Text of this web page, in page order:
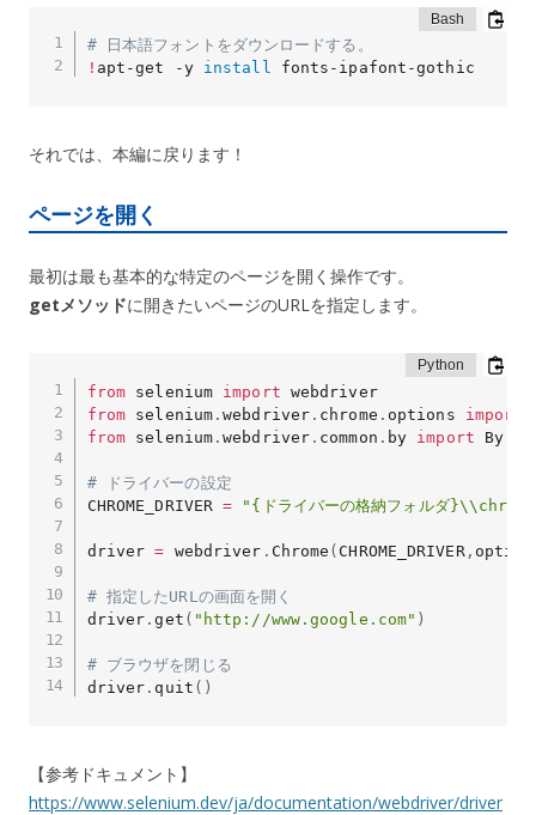
# 日本語フォントをダウンロードする。
! apt-get -y install fonts-ipafont-gothic
それでは、本編に戻ります！
ページを開く
最初は最も基本的な特定のページを開く操作です。
getメソッドに開きたいページのURLを指定します。
from selenium import
webdriver
from selenium .webdriver . chrome . options import
from selenium .webdriver . common . by import By
# ドライバーの設定
CHROME_DRIVER = "{ドライバーの格納フォルダ
driver = webdriver . Chrome ( CHROME_DRIVER,
# 指定したURLの画面を開く
driver .get ( "http://www.google.com" )
# ブラウザを閉じる
driver . quit ( )
【参考ドキュメント】
https://www.selenium.dev/ja/documentation/webdriver/driver